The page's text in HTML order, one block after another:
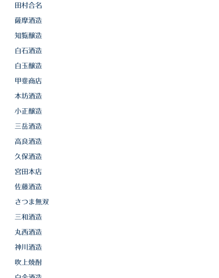
田村合名
薩摩酒造
知覧醸造
白石酒造
白玉醸造
甲斐商店
本坊酒造
小正醸造
三岳酒造
高良酒造
久保酒造
宮田本店
佐藤酒造
さつま無双
三和酒造
丸西酒造
神川酒造
吹上焼酎